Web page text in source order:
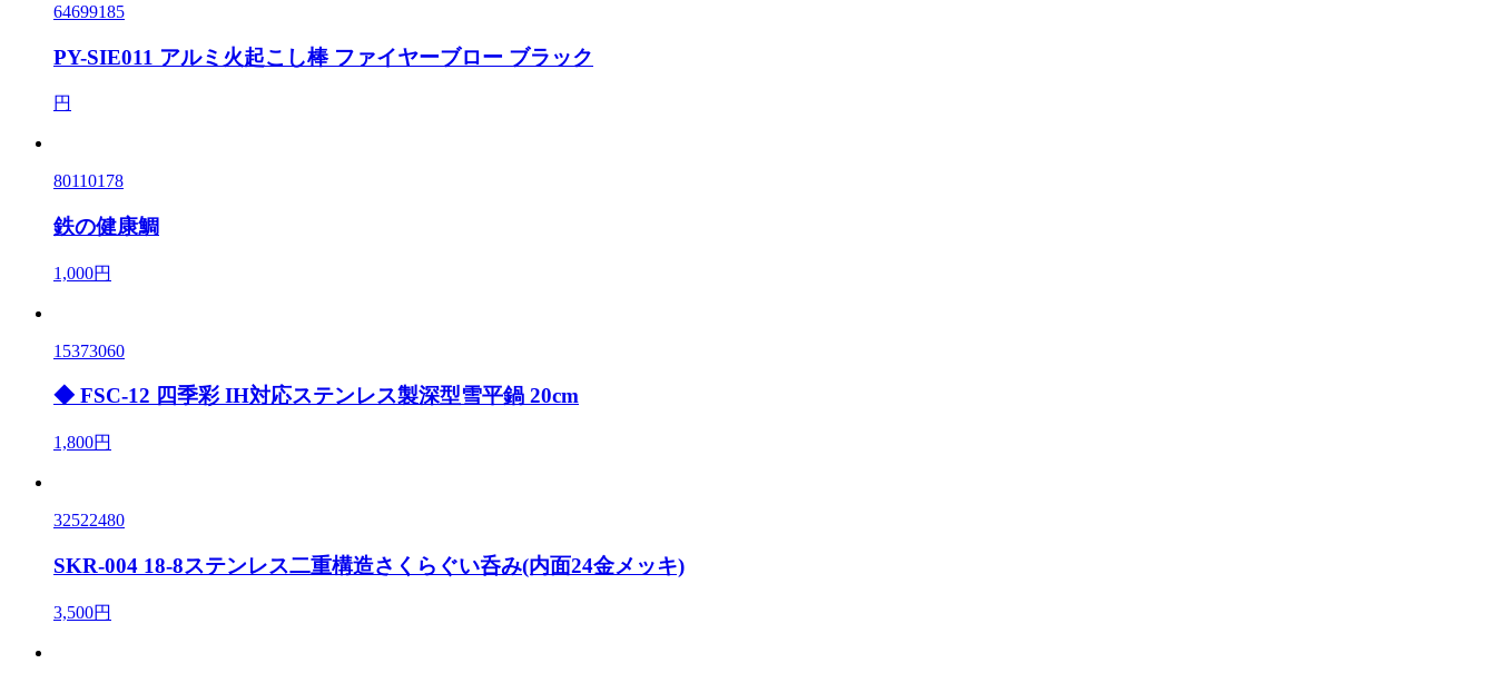
64699185
PY-SIE011 アルミ火起こし棒 ファイヤーブロー ブラック
円
80110178
鉄の健康鯛
1,000円
15373060
◆ FSC-12 四季彩 IH対応ステンレス製深型雪平鍋 20cm
1,800円
32522480
SKR-004 18-8ステンレス二重構造さくらぐい呑み(内面24金メッキ)
3,500円